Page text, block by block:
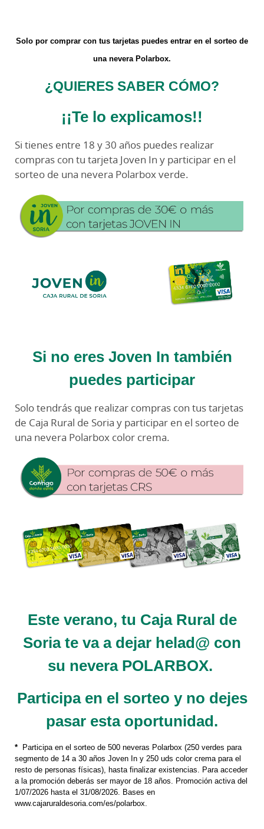
Solo por comprar con tus tarjetas puedes entrar en el sorteo de
una nevera Polarbox.
¿QUIERES SABER CÓMO?
¡¡Te lo explicamos!!
Si tienes entre 18 y 30 años puedes realizar
compras con tu tarjeta Joven In y participar en el
sorteo de una nevera Polarbox verde.
Si no eres Joven In también
puedes participar
Solo tendrás que realizar compras con tus tarjetas
de Caja Rural de Soria y participar en el sorteo de
una nevera Polarbox color crema.
Este verano, tu Caja Rural de
Soria te va a dejar helad@ con
su nevera POLARBOX.
Participa en el sorteo y no dejes
pasar esta oportunidad.
* Participa en el sorteo de 500 neveras Polarbox (250 verdes para
segmento de 14 a 30 años Joven In y 250 uds color crema para el
resto de personas físicas), hasta finalizar existencias. Para acceder
a la promoción deberás ser mayor de 18 años. Promoción activa del
1/07/2026 hasta el 31/08/2026. Bases en
www.cajaruraldesoria.com/es/polarbox.